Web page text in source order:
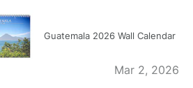
Guatemala 2026 Wall Calendar
Mar 2, 2026